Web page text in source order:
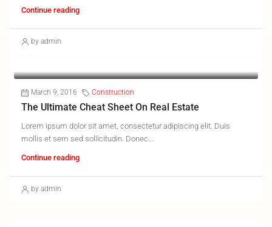
Continue reading
by admin
March 9, 2016 Construction
The Ultimate Cheat Sheet On Real Estate
Lorem ipsum dolor sit amet, consectetur adipiscing elit. Duis
mollis et sem sed sollicitudin. Donec...
Continue reading
by admin